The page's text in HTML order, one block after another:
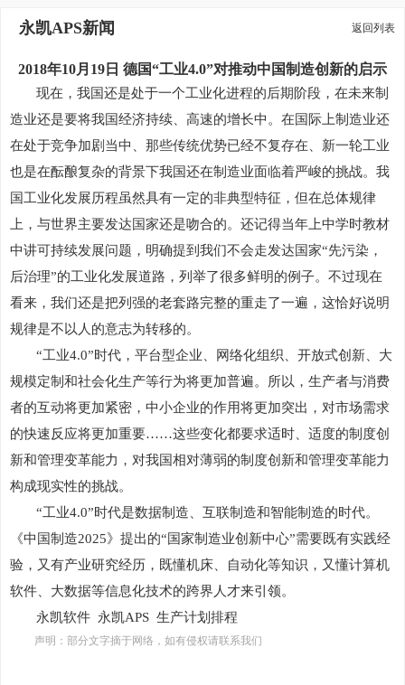
永凯APS新闻 返回列表
2018年10月19日 德国“工业4.0”对推动中国制造创新的启示
现在，我国还是处于一个工业化进程的后期阶段，在未来制
造业还是要将我国经济持续、高速的增长中。在国际上制造业还
在处于竞争加剧当中、那些传统优势已经不复存在、新一轮工业
也是在酝酿复杂的背景下我国还在制造业面临着严峻的挑战。我
国工业化发展历程虽然具有一定的非典型特征，但在总体规律
上，与世界主要发达国家还是吻合的。还记得当年上中学时教材
中讲可持续发展问题，明确提到我们不会走发达国家“先污染，
后治理”的工业化发展道路，列举了很多鲜明的例子。不过现在
看来，我们还是把列强的老套路完整的重走了一遍，这恰好说明
规律是不以人的意志为转移的。
“工业4.0”时代，平台型企业、网络化组织、开放式创新、大
规模定制和社会化生产等行为将更加普遍。所以，生产者与消费
者的互动将更加紧密，中小企业的作用将更加突出，对市场需求
的快速反应将更加重要……这些变化都要求适时、适度的制度创
新和管理变革能力，对我国相对薄弱的制度创新和管理变革能力
构成现实性的挑战。
“工业4.0”时代是数据制造、互联制造和智能制造的时代。
《中国制造2025》提出的“国家制造业创新中心”需要既有实践经
验，又有产业研究经历，既懂机床、自动化等知识，又懂计算机
软件、大数据等信息化技术的跨界人才来引领。
永凯软件 永凯APS生产计划排程
声明：部分文字摘于网络，如有侵权请联系我们